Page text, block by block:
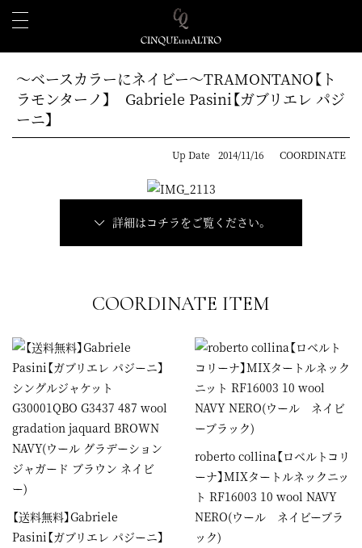
～ベースカラーにネイビー～TRAMONTANO【ト
ラモンターノ】 Gabriele Pasini【ガブリエレ パジ
ーニ】
Up Date 2014/11/16 COORDINATE
詳細はコチラをご覧ください。
COORDINATE ITEM
【送料無料】Gabriele
Pasini【ガブリエレ パジーニ】
roberto collina【ロベルトコリ
ーナ】MIXタートルネックニッ
ト RF16003 10 wool NAVY
NERO(ウール ネイビーブラ
ック)